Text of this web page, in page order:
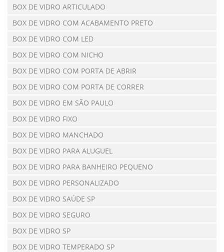
BOX DE VIDRO ARTICULADO
BOX DE VIDRO COM ACABAMENTO PRETO
BOX DE VIDRO COM LED
BOX DE VIDRO COM NICHO
BOX DE VIDRO COM PORTA DE ABRIR
BOX DE VIDRO COM PORTA DE CORRER
BOX DE VIDRO EM SÃO PAULO
BOX DE VIDRO FIXO
BOX DE VIDRO MANCHADO
BOX DE VIDRO PARA ALUGUEL
BOX DE VIDRO PARA BANHEIRO PEQUENO
BOX DE VIDRO PERSONALIZADO
BOX DE VIDRO SAÚDE SP
BOX DE VIDRO SEGURO
BOX DE VIDRO SP
BOX DE VIDRO TEMPERADO SP